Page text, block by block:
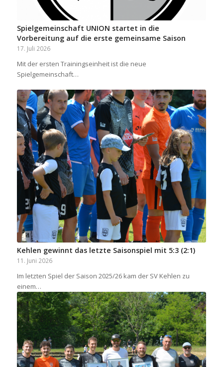
Spielgemeinschaft UNION startet in die
Vorbereitung auf die erste gemeinsame Saison
17. Juli 2026
Mit der ersten Trainingseinheit ist die neue
Spielgemeinschaft…
Kehlen gewinnt das letzte Saisonspiel mit 5:3 (2:1)
11. Juni 2026
Im letzten Spiel der Saison 2025/26 kam der SV Kehlen zu
einem…